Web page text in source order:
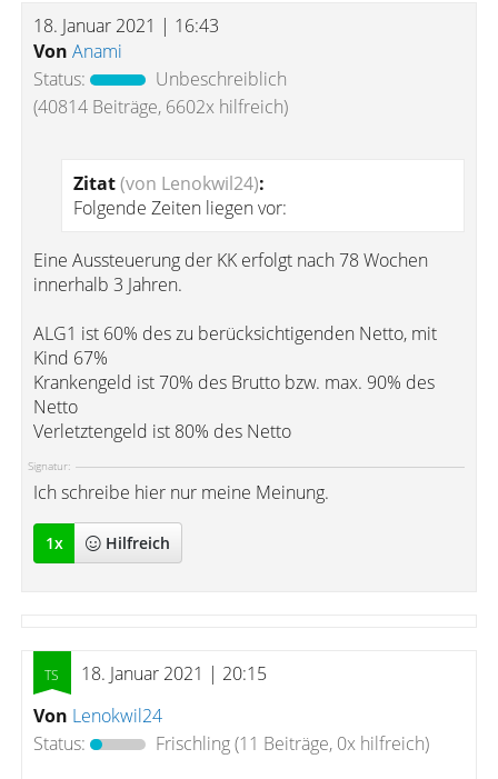
18. Januar 2021 | 16:43
Von Anami
Status:
Unbeschreiblich
(40814 Beiträge, 6602x hilfreich)
Zitat(von Lenokwil24):
Folgende Zeiten liegen vor:
Eine Aussteuerung der KK erfolgt nach 78 Wochen
innerhalb 3 Jahren.
ALG1 ist 60% des zu berücksichtigenden Netto, mit
Kind 67%
Krankengeld ist 70% des Brutto bzw. max. 90% des
Netto
Verletztengeld ist 80% des Netto
Signatur:
Ich schreibe hier nur meine Meinung.
1x Hilfreich
18. Januar 2021 | 20:15
Von Lenokwil24
Status:
Frischling(11 Beiträge, 0x hilfreich)